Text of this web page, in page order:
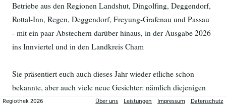
Betriebe aus den Regionen Landshut, Dingolfing, Deggendorf,
Rottal-Inn, Regen, Deggendorf, Freyung-Grafenau und Passau
- mit ein paar Abstechern darüber hinaus, in der Ausgabe 2026
ins Innviertel und in den Landkreis Cham
Sie präsentiert euch auch dieses Jahr wieder etliche schon
bekannte, aber auch viele neue Gesichter: nämlich diejenigen
Menschen, die als Landwirt*innen, Handwerker*innen,
Regiothek2026 Über uns Leistungen Impressum Datenschutz